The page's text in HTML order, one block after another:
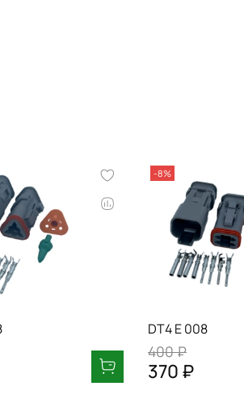
-8%
DT4 E 008
400 ₽
370 ₽